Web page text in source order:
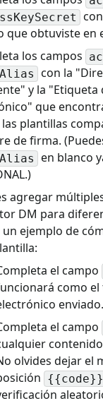
que obtuviste en
los campos
con la
y la "Etiqueta
que
las plantillas
de firma.
en blanco
agregar
DM para
ejemplo de
el campo
como
enviado.
el campo
olvides dejar el
{{code}}